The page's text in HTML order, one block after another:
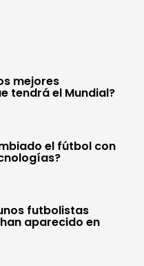
mejores
tendrá el Mundial?
el fútbol con
futbolistas
aparecido en